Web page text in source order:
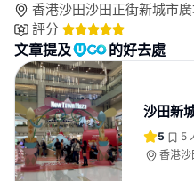
香港沙田沙田正街新城市
評分
文章提及 的好去處
沙田新
5 5
香港沙